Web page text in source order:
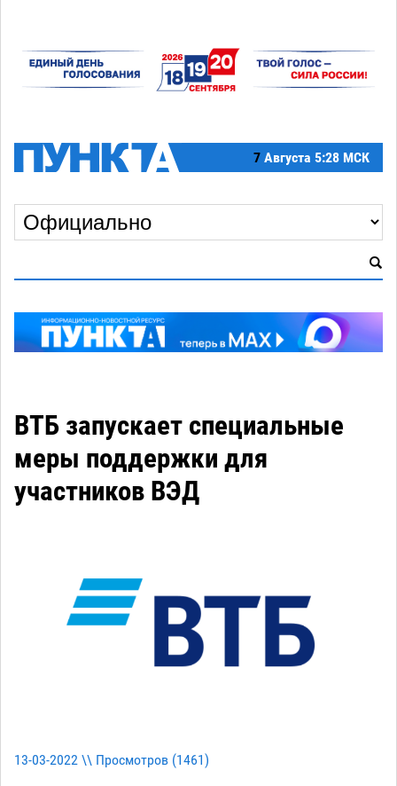
7 Августа 5:28 МСК
ВТБ запускает специальные
меры поддержки для
участников ВЭД
13-03-2022 \\ Просмотров (1461)